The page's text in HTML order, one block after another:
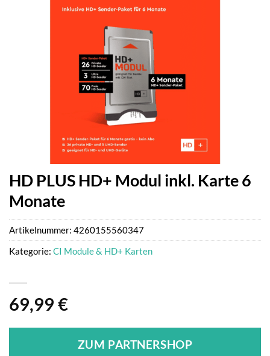
HD PLUS HD+ Modul inkl. Karte 6
Monate
69,99 €
ZUM PARTNERSHOP
Artikelnummer: 4260155560347
Kategorie: CI Module & HD+ Karten